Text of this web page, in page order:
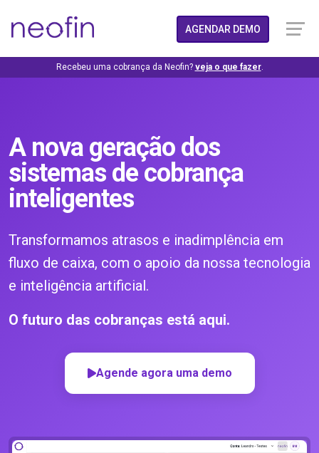
AGENDAR DEMO
Recebeu uma cobrança da Neofin? veja o que fazer.
A nova geração dos
sistemas de cobrança
inteligentes
Transformamos atrasos e inadimplência em
fluxo de caixa, com o apoio da nossa tecnologia
e inteligência artificial.
O futuro das cobranças está aqui.
Agende agora uma demo